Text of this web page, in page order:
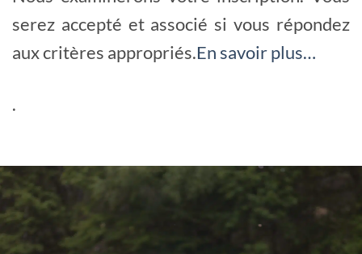
serez accepté et associé si vous répondez
aux critères appropriés.En savoir plus…
.